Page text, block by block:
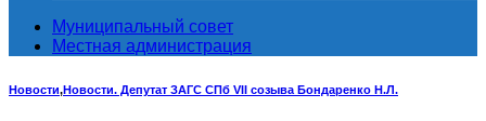
Муниципальный совет
Местная администрация
Новости,Новости. Депутат ЗАГС СПб VII созыва Бондаренко Н.Л.